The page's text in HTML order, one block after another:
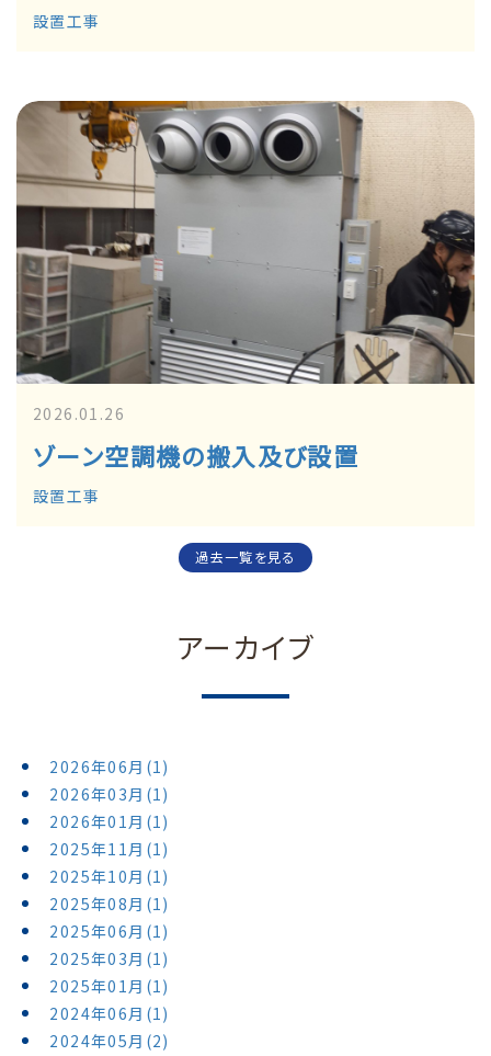
設置工事
ゾーン空調機の搬入及び設置
2026.01.26
設置工事
過去一覧を見る
アーカイブ
2026年06月(1)
2026年03月(1)
2026年01月(1)
2025年11月(1)
2025年10月(1)
2025年08月(1)
2025年06月(1)
2025年03月(1)
2025年01月(1)
2024年06月(1)
2024年05月(2)